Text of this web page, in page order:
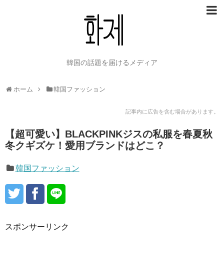
韓国の話題を届けるメディア
ホーム 韓国ファッション
記事内に広告を含む場合があります。
【超可愛い】BLACKPINKジスの私服を春夏秋
冬クギズケ！愛用ブランドはどこ？
韓国ファッション
スポンサーリンク